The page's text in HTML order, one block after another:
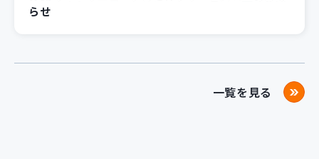
らせ
一覧を見る